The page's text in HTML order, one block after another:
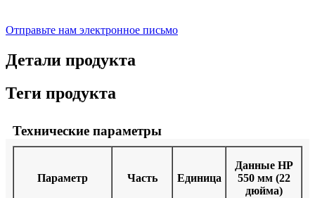
Отправьте нам электронное письмо
Детали продукта
Теги продукта
Технические параметры
Параметр Часть Единица
Данные HP
550 мм (22
дюйма)